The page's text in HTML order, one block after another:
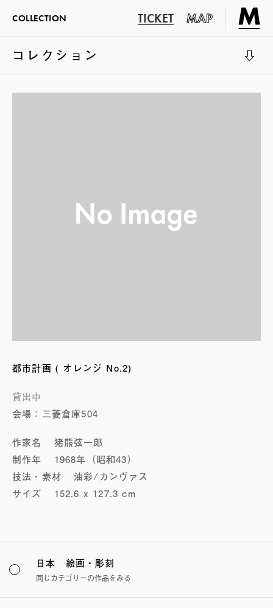
COLLECTION TICKET MAP
コレクション
展示室1
都市計画 ( オレンジ No.2)
貸出中
会場：三菱倉庫504
作家名
猪熊弦一郎
制作年
1968年（昭和43）
技法・素材
油彩/カンヴァス
サイズ
152.6 x 127.3 cm
日本 絵画・彫刻
同じカテゴリーの作品をみる